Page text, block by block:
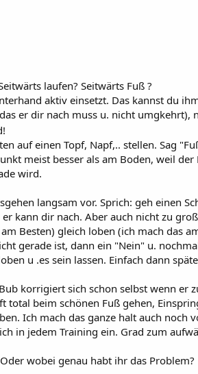
laufen? Seitwärts Fuß ?
aktiv einsetzt. Das kannst du
er dir nach muss u. nicht
auf einen Topf, Napf,.. stellen. Sag
meist besser als am Boden, weil
wird.
langsam vor. Sprich: geh einen
kann dir nach. Aber auch nicht zu
Besten) gleich loben (ich mach das
gerade ist, dann ein "Nein" u.
u .es sein lassen. Einfach dann
korrigiert sich schon selbst wenn er
total beim schönen Fuß gehen,
Ich mach das ganze halt auch
in jedem Training ein. Grad zum
wobei genau habt ihr das Problem?